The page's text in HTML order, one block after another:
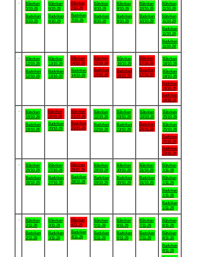
Båtviken
5/10-26
Badviken
5/10-26
Båtviken
6/10-26
Badviken
6/10-26
Båtviken
7/10-26
Badviken
7/10-26
Båtviken
8/10-26
Badviken
8/10-26
Båtviken
9/10-26
Badviken
9/10-26
Båtviken
10/10-26
Badviken
10/10-26
Båtviken
11/10-26
Båtviken
11/10-26
Badviken
11/10-26
Badviken
11/10-26
Båtviken
12/10-26
Badviken
12/10-26
Båtviken
13/10-26
Badviken
13/10-26
Båtviken
14/10-26
Badviken
14/10-26
Båtviken
15/10-26
Badviken
15/10-26
Båtviken
16/10-26
Badviken
16/10-26
Båtviken
17/10-26
Badviken
17/10-26
Båtviken
18/10-26
Båtviken
18/10-26
Badviken
18/10-26
Badviken
18/10-26
Båtviken
19/10-26
Badviken
19/10-26
Båtviken
20/10-26
Badviken
20/10-26
Båtviken
21/10-26
Badviken
21/10-26
Båtviken
22/10-26
Badviken
22/10-26
Båtviken
23/10-26
Badviken
23/10-26
Båtviken
24/10-26
Badviken
24/10-26
Båtviken
25/10-26
Båtviken
25/10-26
Badviken
25/10-26
Badviken
25/10-26
Båtviken
26/10-26
Badviken
26/10-26
Båtviken
27/10-26
Badviken
27/10-26
Båtviken
28/10-26
Badviken
28/10-26
Båtviken
29/10-26
Badviken
29/10-26
Båtviken
30/10-26
Badviken
30/10-26
Båtviken
31/10-26
Badviken
31/10-26
Båtviken
1/11-26
Båtviken
1/11-26
Badviken
1/11-26
Badviken
1/11-26
Båtviken
2/11-26
Badviken
2/11-26
Båtviken
3/11-26
Badviken
3/11-26
Båtviken
4/11-26
Badviken
4/11-26
Båtviken
5/11-26
Badviken
5/11-26
Båtviken
6/11-26
Badviken
6/11-26
Båtviken
7/11-26
Badviken
7/11-26
Båtviken
8/11-26
Båtviken
8/11-26
Badviken
8/11-26